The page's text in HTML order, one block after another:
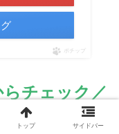
ポチップ
チェック／
トップ サイドバー